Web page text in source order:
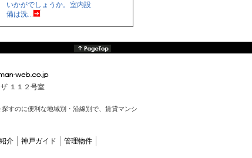
いかがでしょうか。室内設
備は洗...
１１２号室
すのに便利な地域別・沿線別で、賃貸マンシ
介 神戸ガイド
管理物件